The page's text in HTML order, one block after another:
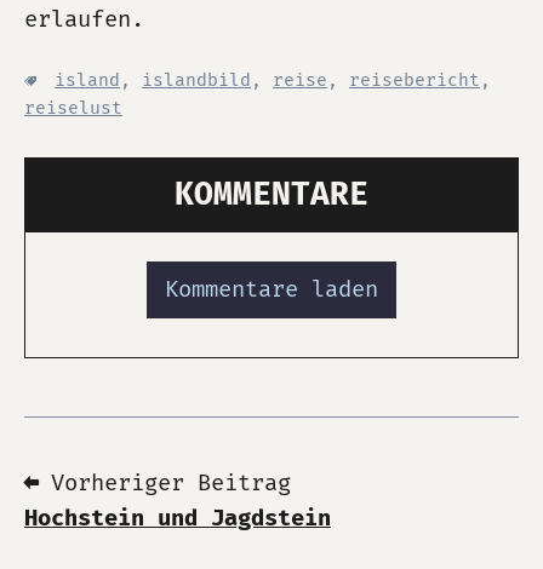
erlaufen.
island , islandbild , reise , reisebericht ,
reiselust
KOMMENTARE
Kommentare laden
⬅ Vorheriger Beitrag
Hochstein und Jagdstein